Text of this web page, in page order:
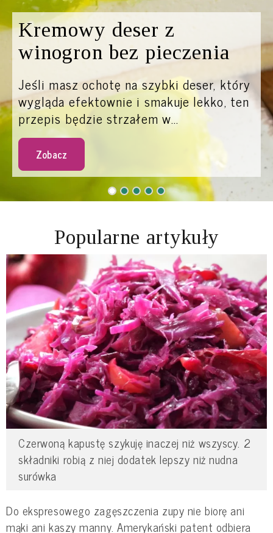
Kremowy deser z
winogron bez pieczenia
Jeśli masz ochotę na szybki deser, który
wygląda efektownie i smakuje lekko, ten
przepis będzie strzałem w...
Zobacz
Popularne artykuły
Czerwoną kapustę szykuję inaczej niż wszyscy. 2
składniki robią z niej dodatek lepszy niż nudna
surówka
Do ekspresowego zagęszczenia zupy nie biorę ani
mąki ani kaszy manny. Amerykański patent odbiera